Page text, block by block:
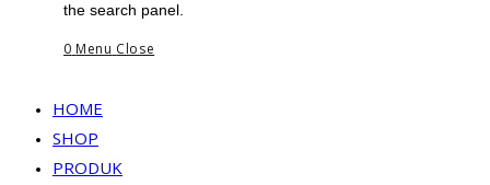
the search panel.
0 Menu Close
HOME
SHOP
PRODUK